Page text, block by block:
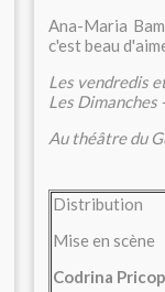
Ana-Maria
c'est beau
Les vendredis
Les Dimanches
Au théâtre du
Distribution
Mise en scène
Codrina